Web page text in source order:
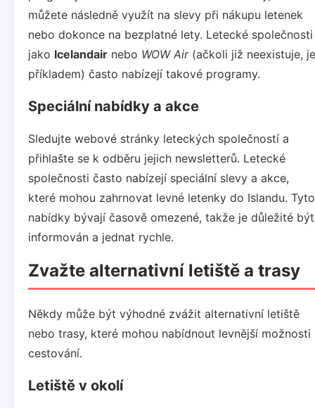
můžete následně využít na slevy při nákupu letenek
nebo dokonce na bezplatné lety. Letecké společnosti
jako Icelandair nebo WOW Air(ačkoli již neexistuje, je
příkladem) často nabízejí takové programy.
Speciální nabídky a akce
Sledujte webové stránky leteckých společností a
přihlašte se k odběru jejich newsletterů. Letecké
společnosti často nabízejí speciální slevy a akce,
které mohou zahrnovat levné letenky do Islandu. Tyto
nabídky bývají časově omezené, takže je důležité být
informován a jednat rychle.
Zvažte alternativní letiště a trasy
Někdy může být výhodné zvážit alternativní letiště
nebo trasy, které mohou nabídnout levnější možnosti
cestování.
Letiště v okolí